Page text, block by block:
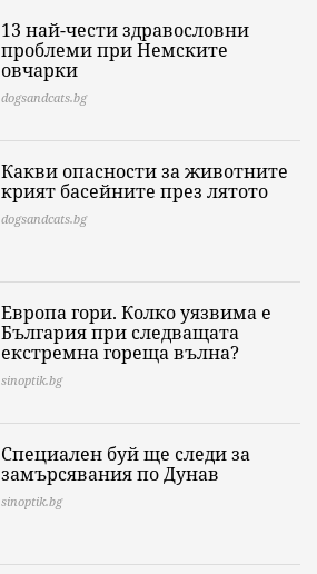
13 най-чести здравословни
проблеми при Немските
овчарки
dogsandcats.bg
Какви опасности за животните
крият басейните през лятото
dogsandcats.bg
Европа гори. Колко уязвима е
България при следващата
екстремна гореща вълна?
sinoptik.bg
Специален буй ще следи за
замърсявания по Дунав
sinoptik.bg